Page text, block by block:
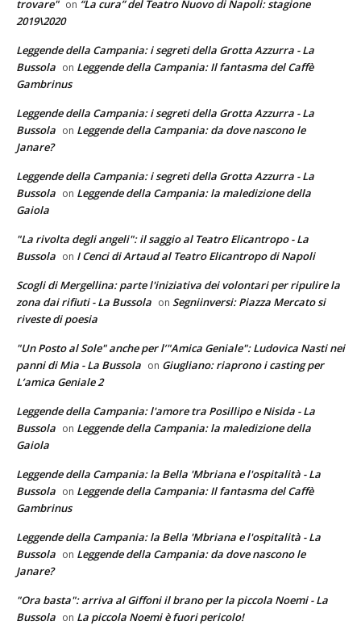
trovare" on “La cura” del Teatro Nuovo di Napoli: stagione
2019\2020
Leggende della Campania: i segreti della Grotta Azzurra - La
Bussola on Leggende della Campania: Il fantasma del Caffè
Gambrinus
Leggende della Campania: i segreti della Grotta Azzurra - La
Bussola on Leggende della Campania: da dove nascono le
Janare?
Leggende della Campania: i segreti della Grotta Azzurra - La
Bussola on Leggende della Campania: la maledizione della
Gaiola
"La rivolta degli angeli": il saggio al Teatro Elicantropo - La
Bussola on I Cenci di Artaud al Teatro Elicantropo di Napoli
Scogli di Mergellina: parte l'iniziativa dei volontari per ripulire la
zona dai rifiuti - La Bussola on Segniinversi: Piazza Mercato si
riveste di poesia
"Un Posto al Sole" anche per l’"Amica Geniale": Ludovica Nasti nei
panni di Mia - La Bussola on Giugliano: riaprono i casting per
L’amica Geniale 2
Leggende della Campania: l'amore tra Posillipo e Nisida - La
Bussola on Leggende della Campania: la maledizione della
Gaiola
Leggende della Campania: la Bella 'Mbriana e l'ospitalità - La
Bussola on Leggende della Campania: Il fantasma del Caffè
Gambrinus
Leggende della Campania: la Bella 'Mbriana e l'ospitalità - La
Bussola on Leggende della Campania: da dove nascono le
Janare?
"Ora basta": arriva al Giffoni il brano per la piccola Noemi - La
Bussola on La piccola Noemi è fuori pericolo!